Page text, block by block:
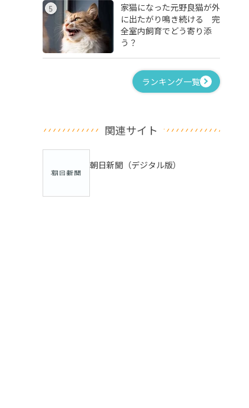
5
家猫になった元野良猫が外
に出たがり鳴き続ける 完
全室内飼育でどう寄り添
う？
ランキング一覧
関連サイト
朝日新聞（デジタル版）